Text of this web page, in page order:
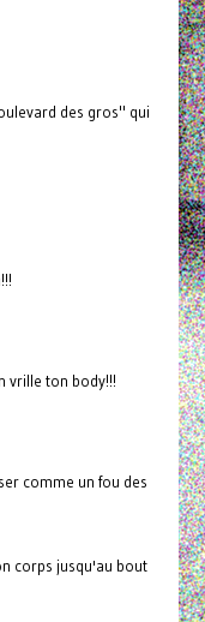
des gros" qui
vrille ton body!!!
comme un fou des
corps jusqu'au bout